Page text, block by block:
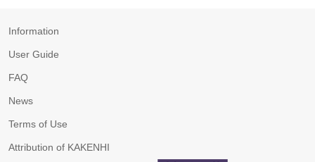
Information
User Guide
FAQ
News
Terms of Use
Attribution of KAKENHI